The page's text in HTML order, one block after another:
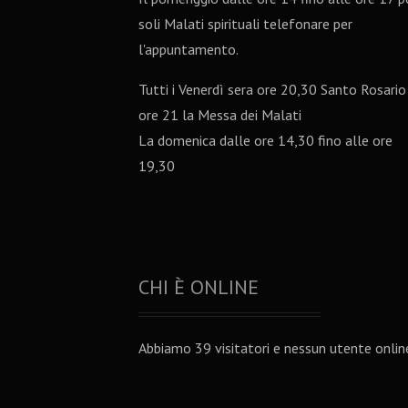
soli Malati spirituali telefonare per
l'appuntamento.
Tutti i Venerdì sera ore 20,30 Santo Rosario
ore 21 la Messa dei Malati
La domenica dalle ore 14,30 fino alle ore
19,30
CHI È ONLINE
Abbiamo 39 visitatori e nessun utente